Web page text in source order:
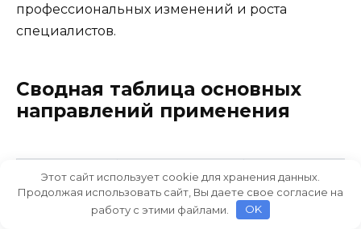
профессиональных изменений и роста
специалистов.
Сводная таблица основных
направлений применения
Направление
Что делает
робот
Преимущества
Этот сайт использует cookie для хранения данных.
Продолжая использовать сайт, Вы даете свое согласие на
работу с этими файлами.
OK